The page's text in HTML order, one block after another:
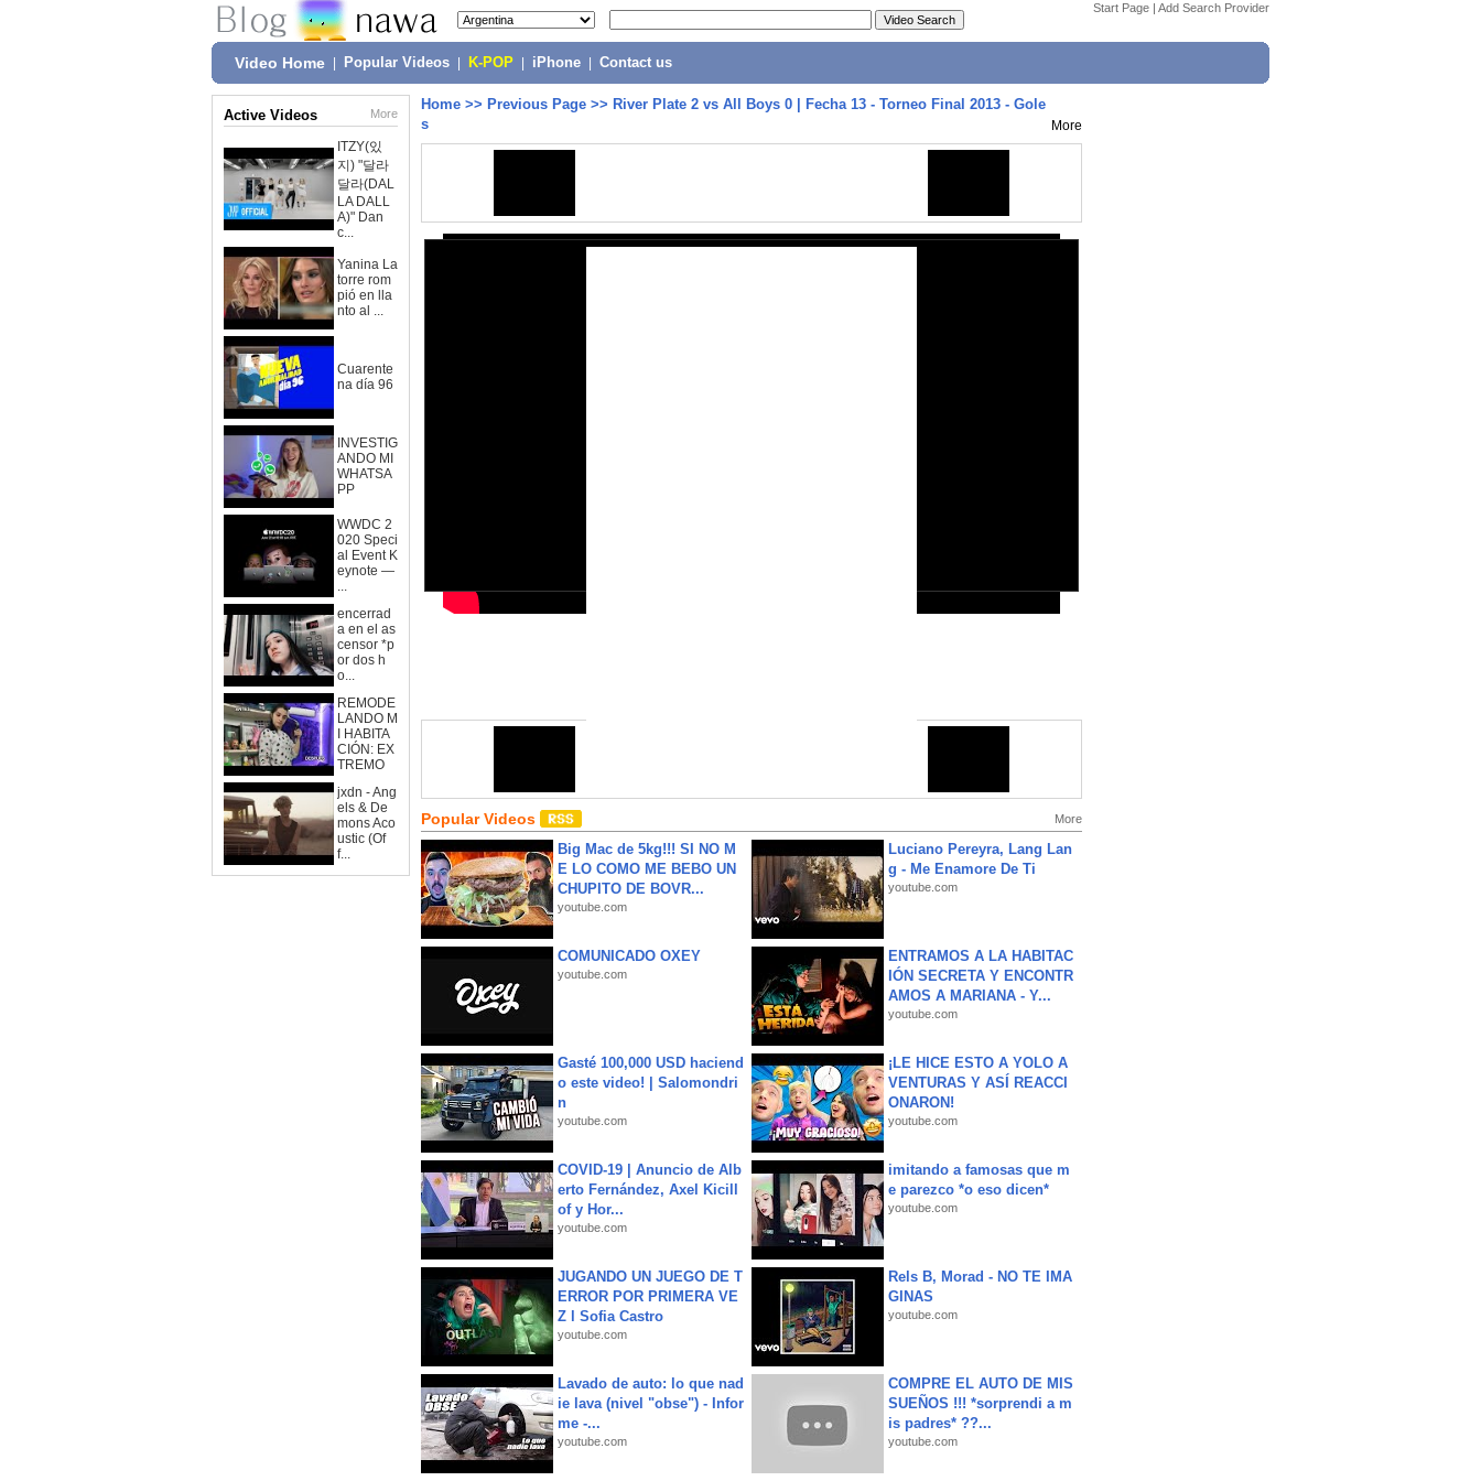
Start Page | Add Search Provider
Video Home Popular Videos K-POP iPhone Contact us
Active Videos More
ITZY(있
지) "달라
달라(DAL
LA DALL
A)" Dan
c...
Yanina La
torre rom
pió en lla
nto al ...
Cuarente
na día 96
INVESTIG
ANDO MI
WHATSA
PP
WWDC 2
020 Speci
al Event K
eynote —
...
encerrad
a en el as
censor *p
or dos h
o...
REMODE
LANDO M
I HABITA
CIÓN: EX
TREMO
jxdn - Ang
els & De
mons Aco
ustic (Of
f...
Home >> Previous Page >> River Plate 2 vs All Boys 0 | Fecha 13 - Torneo Final 2013 - Gole
s
More
Popular Videos More
Big Mac de 5kg!!! SI NO M
E LO COMO ME BEBO UN
CHUPITO DE BOVR...
youtube.com
Luciano Pereyra, Lang Lan
g - Me Enamore De Ti
youtube.com
COMUNICADO OXEY
youtube.com
ENTRAMOS A LA HABITAC
IÓN SECRETA Y ENCONTR
AMOS A MARIANA - Y...
youtube.com
Gasté 100,000 USD haciend
o este video! | Salomondri
n
youtube.com
¡LE HICE ESTO A YOLO A
VENTURAS Y ASÍ REACCI
ONARON!
youtube.com
COVID-19 | Anuncio de Alb
erto Fernández, Axel Kicill
of y Hor...
youtube.com
imitando a famosas que m
e parezco *o eso dicen*
youtube.com
JUGANDO UN JUEGO DE T
ERROR POR PRIMERA VE
Z l Sofia Castro
youtube.com
Rels B, Morad - NO TE IMA
GINAS
youtube.com
Lavado de auto: lo que nad
ie lava (nivel "obse") - Infor
me -...
youtube.com
COMPRE EL AUTO DE MIS
SUEÑOS !!! *sorprendi a m
is padres* ??...
youtube.com